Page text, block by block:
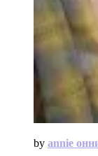
by annie